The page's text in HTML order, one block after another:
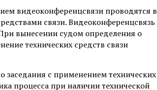
видеоконференцсвязи проводятся в
связи. Видеоконференцсвязь
вынесении судом определения о
технических средств связи
заседания с применением технических
процесса при наличии технической